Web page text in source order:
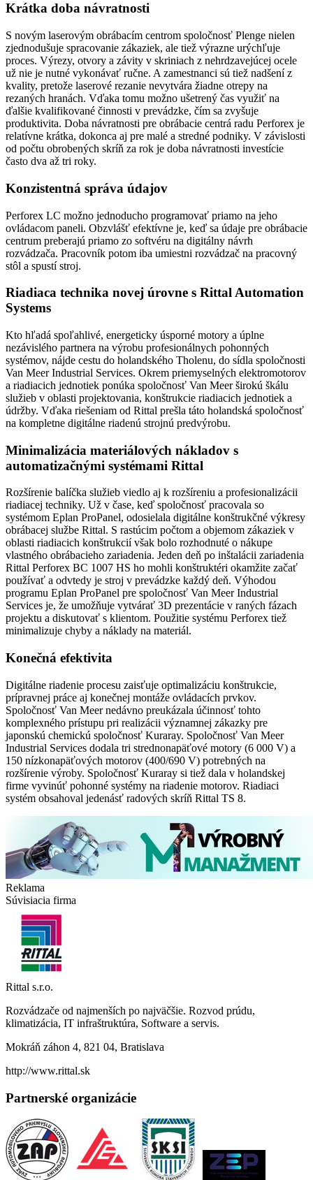
Krátka doba návratnosti
S novým laserovým obrábacím centrom spoločnosť Plenge nielen
zjednodušuje spracovanie zákaziek, ale tiež výrazne urýchľuje
proces. Výrezy, otvory a závity v skriniach z nehrdzavejúcej ocele
už nie je nutné vykonávať ručne. A zamestnanci sú tiež nadšení z
kvality, pretože laserové rezanie nevytvára žiadne otrepy na
rezaných hranách. Vďaka tomu možno ušetrený čas využiť na
ďalšie kvalifikované činnosti v prevádzke, čím sa zvyšuje
produktivita. Doba návratnosti pre obrábacie centrá radu Perforex je
relatívne krátka, dokonca aj pre malé a stredné podniky. V závislosti
od počtu obrobených skríň za rok je doba návratnosti investície
často dva až tri roky.
Konzistentná správa údajov
Perforex LC možno jednoducho programovať priamo na jeho
ovládacom paneli. Obzvlášť efektívne je, keď sa údaje pre obrábacie
centrum preberajú priamo zo softvéru na digitálny návrh
rozvádzača. Pracovník potom iba umiestni rozvádzač na pracovný
stôl a spustí stroj.
Riadiaca technika novej úrovne s Rittal Automation
Systems
Kto hľadá spoľahlivé, energeticky úsporné motory a úplne
nezávislého partnera na výrobu profesionálnych pohonných
systémov, nájde cestu do holandského Tholenu, do sídla spoločnosti
Van Meer Industrial Services. Okrem priemyselných elektromotorov
a riadiacich jednotiek ponúka spoločnosť Van Meer širokú škálu
služieb v oblasti projektovania, konštrukcie riadiacich jednotiek a
údržby. Vďaka riešeniam od Rittal prešla táto holandská spoločnosť
na kompletne digitálne riadenú strojnú predvýrobu.
Minimalizácia materiálových nákladov s
automatizačnými systémami Rittal
Rozšírenie balíčka služieb viedlo aj k rozšíreniu a profesionalizácii
riadiacej techniky. Už v čase, keď spoločnosť pracovala so
systémom Eplan ProPanel, odosielala digitálne konštrukčné výkresy
obrábacej službe Rittal. S rastúcim počtom a objemom zákaziek v
oblasti riadiacich konštrukcií však bolo rozhodnuté o nákupe
vlastného obrábacieho zariadenia. Jeden deň po inštalácii zariadenia
Rittal Perforex BC 1007 HS ho mohli konštruktéri okamžite začať
používať a odvtedy je stroj v prevádzke každý deň. Výhodou
programu Eplan ProPanel pre spoločnosť Van Meer Industrial
Services je, že umožňuje vytvárať 3D prezentácie v raných fázach
projektu a diskutovať s klientom. Použitie systému Perforex tiež
minimalizuje chyby a náklady na materiál.
Konečná efektivita
Digitálne riadenie procesu zaisťuje optimalizáciu konštrukcie,
prípravnej práce aj konečnej montáže ovládacích prvkov.
Spoločnosť Van Meer nedávno preukázala účinnosť tohto
komplexného prístupu pri realizácii významnej zákazky pre
japonskú chemickú spoločnosť Kuraray. Spoločnosť Van Meer
Industrial Services dodala tri strednonapäťové motory (6 000 V) a
150 nízkonapäťových motorov (400/690 V) potrebných na
rozšírenie výroby. Spoločnosť Kuraray si tiež dala v holandskej
firme vyvinúť pohonné systémy na riadenie motorov. Riadiaci
systém obsahoval jedenásť radových skríň Rittal TS 8.
Reklama
Súvisiacia firma
Rittal s.r.o.
Rozvádzače od najmenších po najväčšie. Rozvod prúdu,
klimatizácia, IT infraštruktúra, Software a servis.
Mokráň záhon 4, 821 04, Bratislava
http://www.rittal.sk
Partnerské organizácie